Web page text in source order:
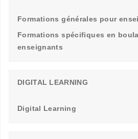
Formations générales pour
Formations spécifiques en
enseignants
DIGITAL LEARNING
Digital Learning